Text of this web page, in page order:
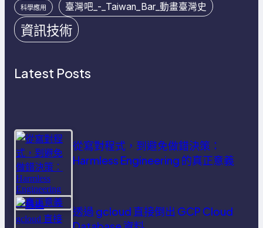
科學應用 臺灣吧_-_Taiwan_Bar_動畫臺灣史
資訊技術
Latest Posts
從寫對程式，到避免做錯決策：
Harmless Engineering 的真正意義
透過 gcloud 直接倒出 GCP Cloud